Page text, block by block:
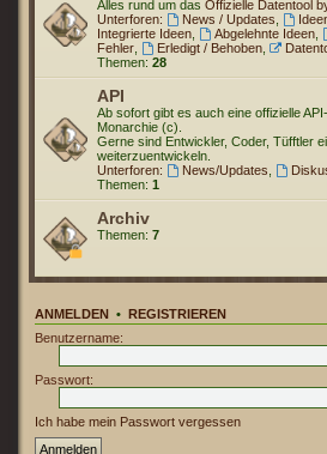
Alles rund um das Offizielle Datentool
Unterforen:
News / Updates
Integrierte Ideen
Abgelehnte Ideen,
Fehler
Erledigt / Behoben,
Themen: 28
API
Ab sofort gibt es auch eine offizielle
Monarchie (c).
Gerne sind Entwickler, Coder, Tüfftler
weiterzuentwickeln.
Unterforen:
News/Updates
Themen: 1
Archiv
Themen: 7
ANMELDEN • REGISTRIEREN
Benutzername:
Passwort:
Ich habe mein Passwort vergessen